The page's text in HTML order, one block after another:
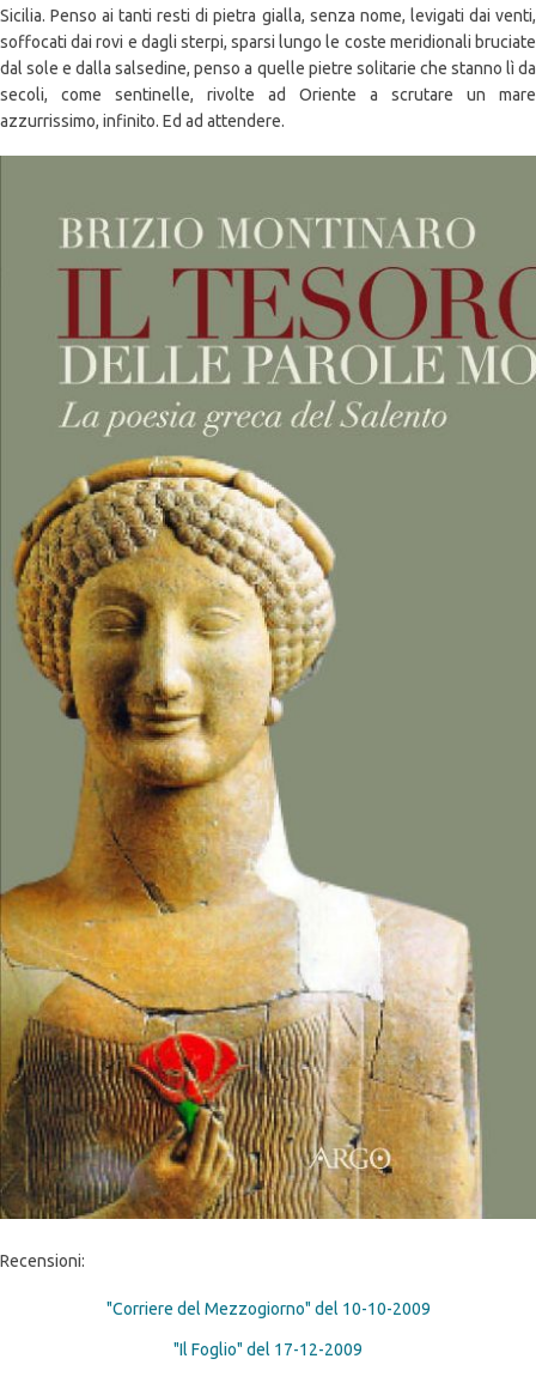
Sicilia. Penso ai tanti resti di pietra gialla, senza nome, levigati dai venti,
soffocati dai rovi e dagli sterpi, sparsi lungo le coste meridionali bruciate
dal sole e dalla salsedine, penso a quelle pietre solitarie che stanno lì da
secoli, come sentinelle, rivolte ad Oriente a scrutare un mare
azzurrissimo, infinito. Ed ad attendere.
Recensioni:
"Corriere del Mezzogiorno" del 10-10-2009
"Il Foglio" del 17-12-2009